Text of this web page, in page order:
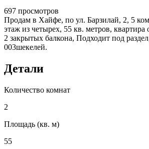
697 просмотров
Продам в Хайфе, по ул. Барзилай, 2, 5
этаж из четырех, 55 кв. метров, квартира
2 закрытых балкона, Подходит под
003шекелей.
Детали
Количество комнат
2
Площадь (кв. м)
55